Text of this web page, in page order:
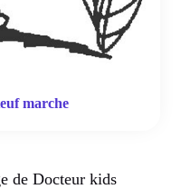
marche
de Docteur kids